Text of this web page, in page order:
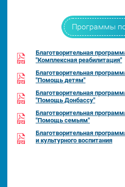
Программы
Благотворительная
"Комплексная реабилитация"
Благотворительная
"Помощь детям"
Благотворительная
"Помощь Донбассу"
Благотворительная
"Помощь семьям"
Благотворительная
и культурного воспитания